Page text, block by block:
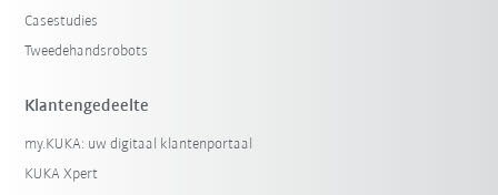
Casestudies
Tweedehandsrobots
Klantengedeelte
my.KUKA: uw digitaal klantenportaal
KUKA Xpert